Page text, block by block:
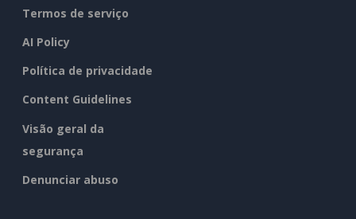
Termos de serviço
AI Policy
Política de privacidade
Content Guidelines
Visão geral da
segurança
Denunciar abuso